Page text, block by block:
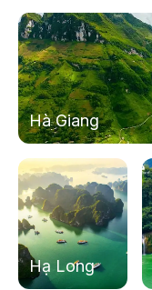
Hà Giang
Hạ Long